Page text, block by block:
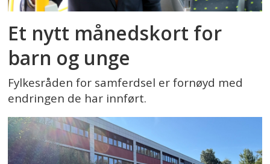
Et nytt månedskort for
barn og unge
Fylkesråden for samferdsel er fornøyd med
endringen de har innført.